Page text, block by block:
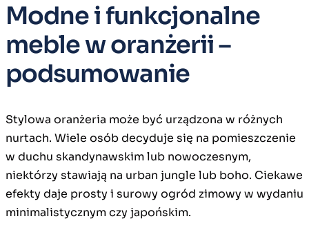
Modne i funkcjonalne
meble w oranżerii –
podsumowanie
Stylowa oranżeria może być urządzona w różnych
nurtach. Wiele osób decyduje się na pomieszczenie
w duchu skandynawskim lub nowoczesnym,
niektórzy stawiają na urban jungle lub boho. Ciekawe
efekty daje prosty i surowy ogród zimowy w wydaniu
minimalistycznym czy japońskim.